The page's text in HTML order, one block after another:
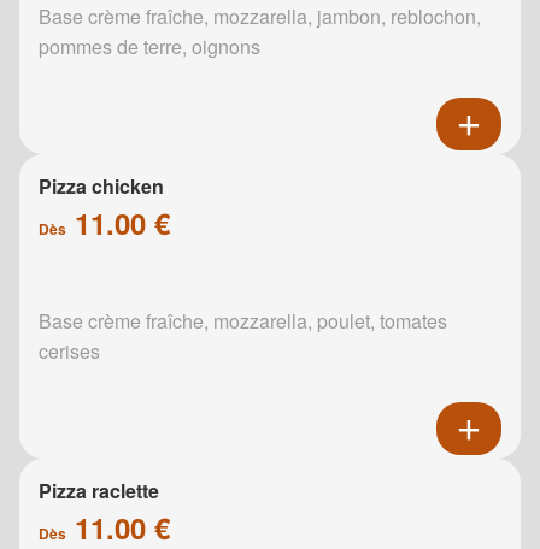
Base crème fraîche, mozzarella, jambon, reblochon,
pommes de terre, oignons
Pizza chicken
Dès 11.00 €
Base crème fraîche, mozzarella, poulet, tomates
cerises
Pizza raclette
Dès 11.00 €